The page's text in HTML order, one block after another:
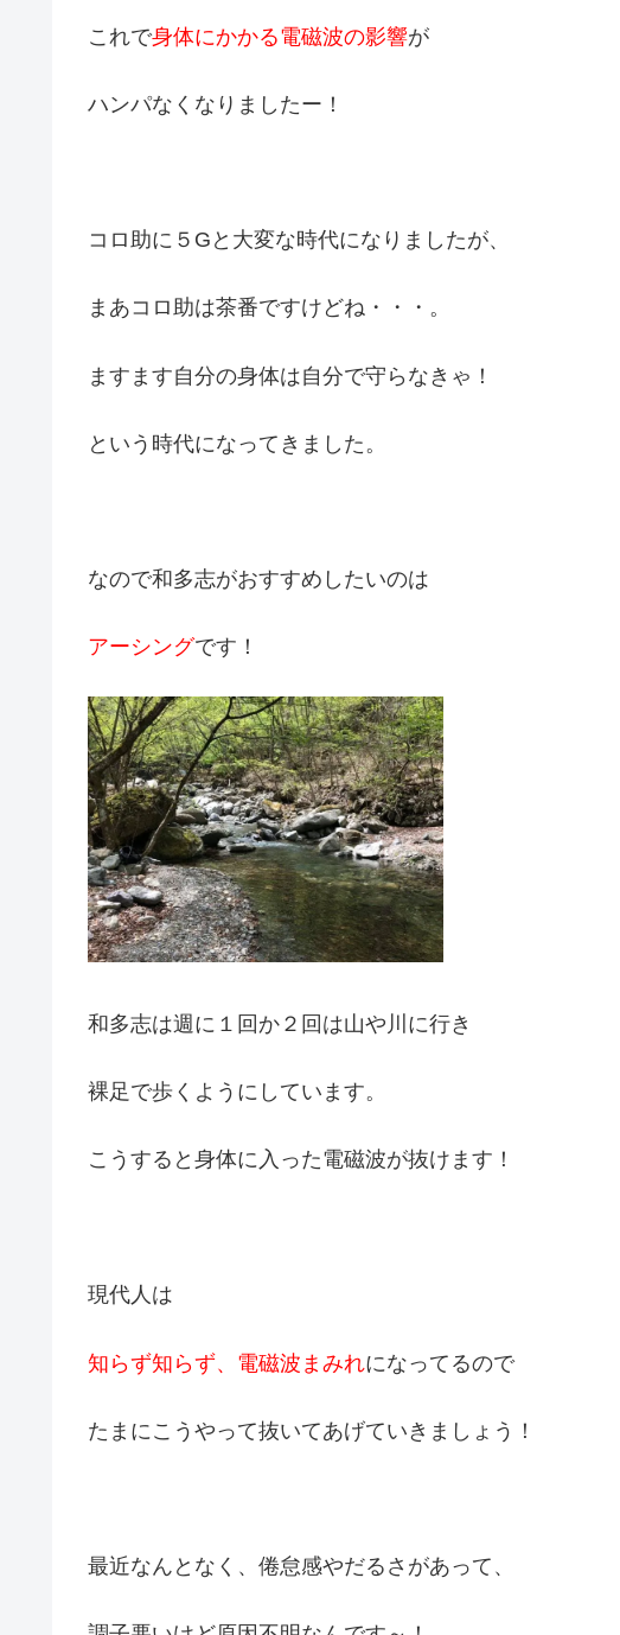
これで身体にかかる電磁波の影響が
ハンパなくなりましたー！
コロ助に５Gと大変な時代になりましたが、
まあコロ助は茶番ですけどね・・・。
ますます自分の身体は自分で守らなきゃ！
という時代になってきました。
なので和多志がおすすめしたいのは
アーシングです！
和多志は週に１回か２回は山や川に行き
裸足で歩くようにしています。
こうすると身体に入った電磁波が抜けます！
現代人は
知らず知らず、電磁波まみれになってるので
たまにこうやって抜いてあげていきましょう！
最近なんとなく、倦怠感やだるさがあって、